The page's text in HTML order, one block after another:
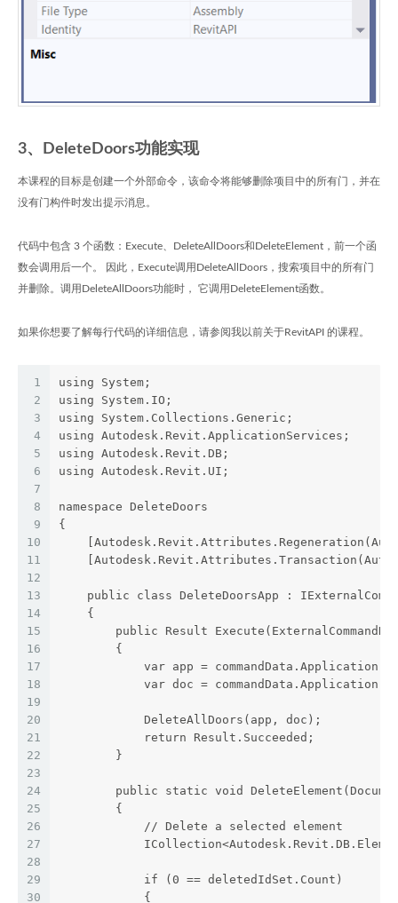
3、DeleteDoors功能实现
本课程的目标是创建一个外部命令，该命令将能够删除项目中的所有门，并在
没有门构件时发出提示消息。
代码中包含 3 个函数：Execute、DeleteAllDoors和DeleteElement，前一个函
数会调用后一个。 因此，Execute调用DeleteAllDoors，搜索项目中的所有门
并删除。调用DeleteAllDoors功能时， 它调用DeleteElement函数。
如果你想要了解每行代码的详细信息，请参阅我以前关于RevitAPI 的课程。
1
2
3
4
5
6
7
8
9
10
11
12
13
14
15
16
17
18
19
20
21
22
23
24
25
26
27
28
29
30
using System;
using System.IO;
using System.Collections.Generic;
using Autodesk.Revit.ApplicationServices;
using Autodesk.Revit.DB;
using Autodesk.Revit.UI;
namespace DeleteDoors
{
public class DeleteDoorsApp :
    {
public Result
        {
var app =
var doc =
            DeleteAllDoors(app, doc);
            return Result.Succeeded;
        }
public static void
        {
            // Delete a selected element
            if (0 == deletedIdSet.Count)
            {